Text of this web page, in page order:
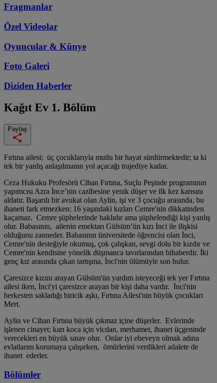
Fragmanlar
Özel Videolar
Oyuncular & Künye
Foto Galeri
Diziden Haberler
Kağıt Ev 1. Bölüm
Paylaş
Fırtına ailesi; üç çocuklarıyla mutlu bir hayat sürdürmektedir; ta ki
tek bir yanlış anlaşılmanın yol açacağı trajediye kadar.
Ceza Hukuku Profesörü Cihan Fırtına, Suçlu Peşinde programının
yapımcısı Azra İnce’nin cazibesine yenik düşer ve ilk kez karısını
aldatır. Başarılı bir avukat olan Aylin, işi ve 3 çocuğu arasında, bu
ihaneti fark etmezken; 16 yaşındaki kızları Cemre'nin dikkatinden
kaçamaz. Cemre şüphelerinde haklıdır ama şüphelendiği kişi yanlış
olur. Babasının, ailenin emektarı Gülsüm’ün kızı İnci ile ilişkisi
olduğunu zanneder. Babasının üniversitede öğrencisi olan İnci,
Cemre'nin desteğiyle okumuş, çok çalışkan, sevgi dolu bir kızdır ve
Cemre'nin kendisine yönelik düşmanca tavırlarından bihaberdir. İki
genç kız arasında çıkan tartışma, İnci'nin ölümüyle son bulur.
Çaresizce kızını arayan Gülsüm'ün yardım isteyeceği tek yer Fırtına
ailesi iken, İnci'yi çaresizce arayan bir kişi daha vardır. İnci'nin
herkesten sakladığı biricik aşkı, Fırtına Ailesi'nin büyük çocukları
Mert.
Aylin ve Cihan Fırtına büyük çıkmaz içine düşerler. Evlerinde
işlenen cinayet; karı koca için vicdan, merhamet, ihanet üçgeninde
verecekleri en büyük sınav olur. Onlar iyi ebeveyn olmak adına
evlatlarını korumaya çalışırken, ömürlerini verdikleri adalete de
ihanet ederler.
Bölümler